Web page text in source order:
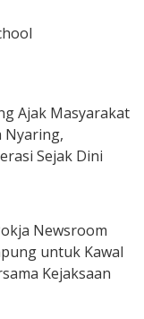
Ajak Masyarakat
Nyaring,
Sejak Dini
Newsroom
untuk Kawal
Kejaksaan